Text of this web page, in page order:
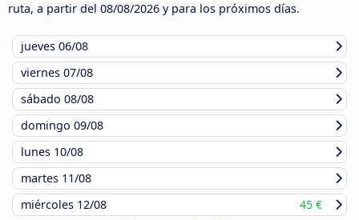
ruta, a partir del 08/08/2026 y para los próximos días.
jueves 06/08
viernes 07/08
sábado 08/08
domingo 09/08
lunes 10/08
martes 11/08
miércoles 12/08 45 €